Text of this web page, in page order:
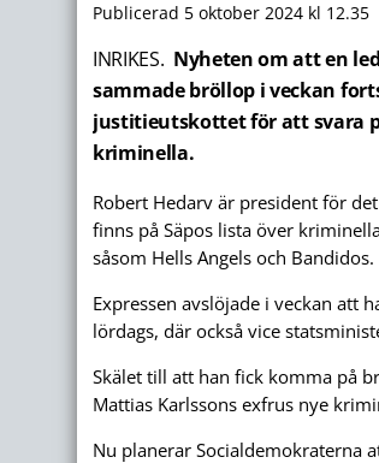
Publicerad 5 oktober 2024 kl 12.35
INRIKES. Nyheten om att en
sammade bröllop i veckan
justitieutskottet för att svara
kriminella.
Robert Hedarv är president för
finns på Säpos lista över
såsom Hells Angels och Bandidos.
Expressen avslöjade i veckan att
lördags, där också vice
Skälet till att han fick komma på
Mattias Karlssons exfrus nye
Nu planerar Socialdemokraterna